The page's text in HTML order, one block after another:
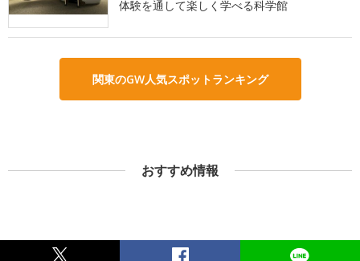
体験を通して楽しく学べる科学館
関東のGW人気スポットランキング
おすすめ情報